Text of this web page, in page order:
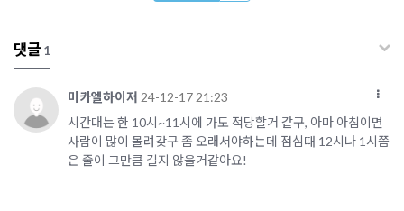
댓글 1
미카엘하이저 24-12-17 21:23
시간대는 한 10시~11시에 가도 적당할거 같구, 아마 아침이면
사람이 많이 몰려갖구 좀 오래서야하는데 점심때 12시나 1시쯤
은 줄이 그만큼 길지 않을거같아요!